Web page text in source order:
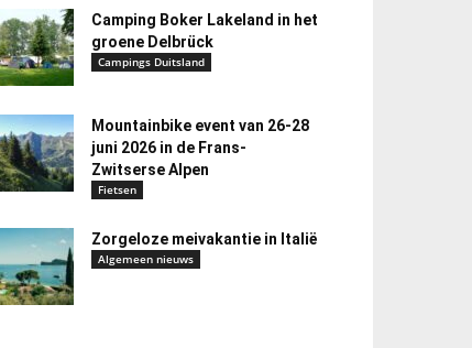
Camping Boker Lakeland in het
groene Delbrück
Campings Duitsland
Mountainbike event van 26-28
juni 2026 in de Frans-
Zwitserse Alpen
Fietsen
Zorgeloze meivakantie in Italië
Algemeen nieuws